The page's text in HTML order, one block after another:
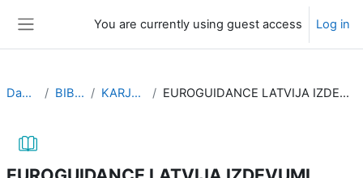
You are currently using guest access Log in
Dashboard BIBLIOTEKA KARJERAS ZIŅAS EUROGUIDANCE LATVIJA IZDEVUMI "KARJERAS ZIŅAS" (2005-2021)